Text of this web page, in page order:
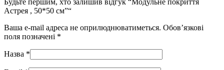
Астрея , 50*50 см”“
Ваша e-mail адреса не оприлюднюватиметься. Обов’язкові
поля позначені *
Назва *